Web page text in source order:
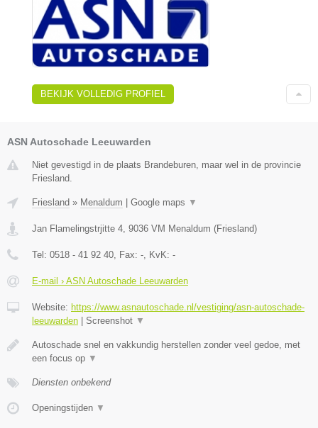
BEKIJK VOLLEDIG PROFIEL
ASN Autoschade Leeuwarden
Niet gevestigd in de plaats Brandeburen, maar wel in de provincie
Friesland.
Friesland » Menaldum Google maps ▼
Jan Flamelingstrjitte 4, 9036 VM Menaldum (Friesland)
Tel: 0518 - 41 92 40, Fax: -, KvK: -
E-mail › ASN Autoschade Leeuwarden
Website: https://www.asnautoschade.nl/vestiging/asn-autoschade-
leeuwarden
Screenshot ▼
Autoschade snel en vakkundig herstellen zonder veel gedoe, met
een focus op ▼
Diensten onbekend
Openingstijden ▼